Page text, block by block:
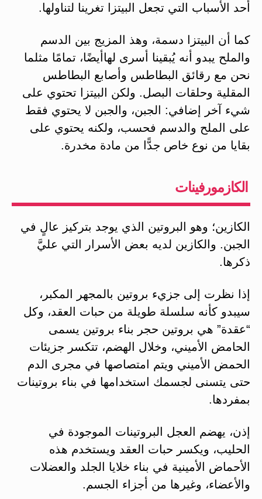
أحد الأسباب التي تجعل البيتزا تغرينا لتناولها.
كما أن البيتزا دسمة، وهذ المزيج بين الدسم
والملح يبدو أنه يُبقينا أسرى لهاأيضًا، تمامًا مثلما
نحن مع رقائق البطاطس وأصابع البطاطس
المقلية وحلقات البصل. ولكن البيتزا تحتوي على
شيء آخر إضافي: الجبن، والجبن لا يحتوي فقط
على الملح والدسم فحسب، ولكنه يحتوي على
بقايا من نوع خاص جدًّا من مادة مخدرة.
الكازمورفينات
الكازين؛ وهو البروتين الذي يوجد بتركيز عالٍ في
الجبن. والكازين لديه بعض الأسرار التي عليَّ
ذكرها.
إذا نظرت إلى جزيء بروتين بالمجهر المكبر،
سيبدو كأنه سلسلة طويلة من حبات العقد، وكل
“عقدة” هي بروتين حجر بناء بروتين يسمى
الحامض الأميني، وخلال الهضم، تتكسر جزيئات
الحمض الأميني ويتم امتصاصها في مجرى الدم
حتى يتسنى لجسمك استخدامها في بناء بروتينات
بمفردها.
إذن، يهضم العجل البروتينات الموجودة في
الحليب، ويكسر حبات العقد ويستخدم هذه
الأحماض الأمينية في بناء خلايا الجلد والعضلات
والأعضاء، وغيرها من أجزاء الجسم.